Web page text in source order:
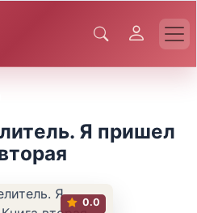
Я пришел
0.0